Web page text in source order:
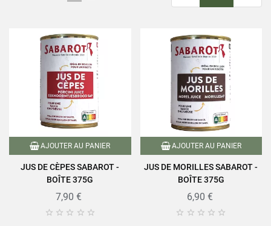
AJOUTER AU PANIER
JUS DE CÈPES SABAROT -
BOÎTE 375G
7,90 €
    
AJOUTER AU PANIER
JUS DE MORILLES SABAROT -
BOÎTE 375G
6,90 €
    